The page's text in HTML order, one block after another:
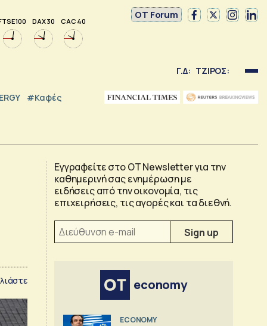
100 DAX 30 CAC 40
OT Forum
Γ.Δ: ΤΖΙΡΟΣ:
#καφές
Εγγραφείτε στο OT Newsletter για την
καθημερινή σας ενημέρωση με
ειδήσεις από την οικονομία, τις
επιχειρήσεις, τις αγορές και τα διεθνή.
economy
ECONOMY